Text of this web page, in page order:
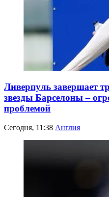
Ливерпуль завершает
звезды Барселоны –
проблемой
Сегодня, 11:38 Англия